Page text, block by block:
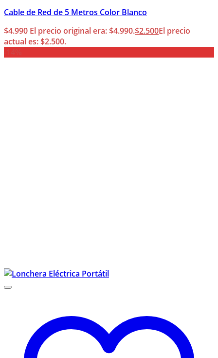
Cable de Red de 5 Metros Color Blanco
$4.990 El precio original era: $4.990.$2.500El precio
actual es: $2.500.